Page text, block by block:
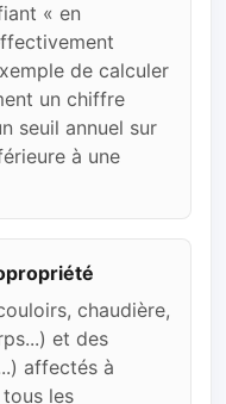
« en
de calculer
un chiffre
seuil annuel sur
à une
chaudière,
et des
affectés à
les